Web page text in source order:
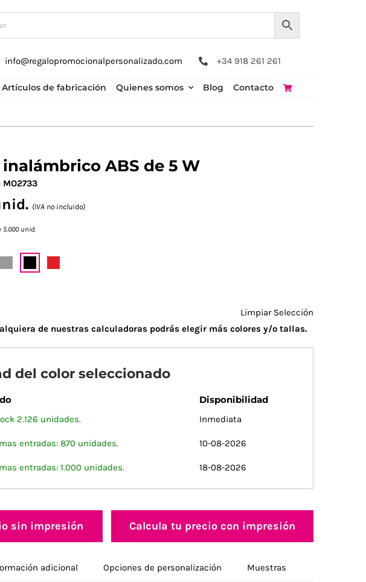
info@regalopromocionalpersonalizado.com +34 918 261 261
Artículos de fabricación Quienes somos Blog Contacto
ABS de 5 W
MO2733
(IVA no incluido)
5.000 unid.
Limpiar Selección
de nuestras calculadoras podrás elegir más colores y/o tallas.
del color seleccionado
Disponibilidad
2.126 unidades. Inmediata
entradas: 870 unidades. 10-08-2026
entradas: 1.000 unidades. 18-08-2026
sin impresión Calcula tu precio con impresión
adicional Opciones de personalización Muestras